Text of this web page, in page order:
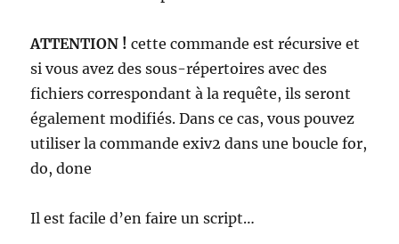
ATTENTION ! cette commande est récursive et
si vous avez des sous-répertoires avec des
fichiers correspondant à la requête, ils seront
également modifiés. Dans ce cas, vous pouvez
utiliser la commande exiv2 dans une boucle for,
do, done
Il est facile d’en faire un script…